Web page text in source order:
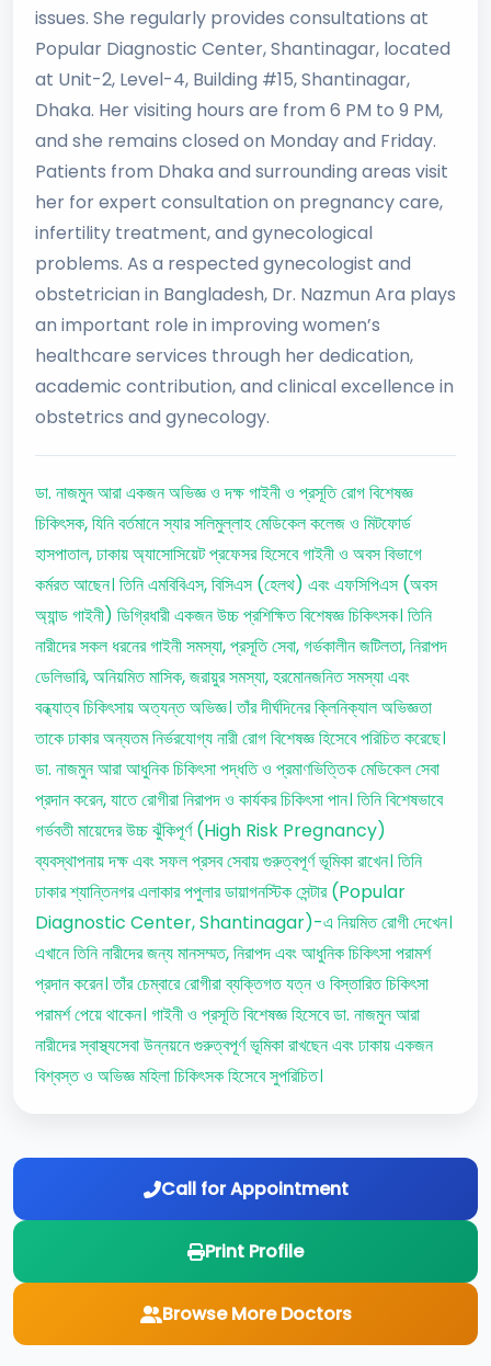
issues. She regularly provides consultations at
Popular Diagnostic Center, Shantinagar, located
at Unit-2, Level-4, Building #15, Shantinagar,
Dhaka. Her visiting hours are from 6 PM to 9 PM,
and she remains closed on Monday and Friday.
Patients from Dhaka and surrounding areas visit
her for expert consultation on pregnancy care,
infertility treatment, and gynecological
problems. As a respected gynecologist and
obstetrician in Bangladesh, Dr. Nazmun Ara plays
an important role in improving women’s
healthcare services through her dedication,
academic contribution, and clinical excellence in
obstetrics and gynecology.
ডা. নাজমুন আরা একজন অভিজ্ঞ ও দক্ষ গাইনী ও প্রসূতি রোগ বিশেষজ্ঞ
চিকিৎসক, যিনি বর্তমানে স্যার সলিমুল্লাহ মেডিকেল কলেজ ও মিটফোর্ড
হাসপাতাল, ঢাকায় অ্যাসোসিয়েট প্রফেসর হিসেবে গাইনী ও অবস বিভাগে
কর্মরত আছেন। তিনি এমবিবিএস, বিসিএস (হেলথ) এবং এফসিপিএস (অবস
অ্যান্ড গাইনী) ডিগ্রিধারী একজন উচ্চ প্রশিক্ষিত বিশেষজ্ঞ চিকিৎসক। তিনি
নারীদের সকল ধরনের গাইনী সমস্যা, প্রসূতি সেবা, গর্ভকালীন জটিলতা, নিরাপদ
ডেলিভারি, অনিয়মিত মাসিক, জরায়ুর সমস্যা, হরমোনজনিত সমস্যা এবং
বন্ধ্যাত্ব চিকিৎসায় অত্যন্ত অভিজ্ঞ। তাঁর দীর্ঘদিনের ক্লিনিক্যাল অভিজ্ঞতা
তাকে ঢাকার অন্যতম নির্ভরযোগ্য নারী রোগ বিশেষজ্ঞ হিসেবে পরিচিত করেছে।
ডা. নাজমুন আরা আধুনিক চিকিৎসা পদ্ধতি ও প্রমাণভিত্তিক মেডিকেল সেবা
প্রদান করেন, যাতে রোগীরা নিরাপদ ও কার্যকর চিকিৎসা পান। তিনি বিশেষভাবে
গর্ভবতী মায়েদের উচ্চ ঝুঁকিপূর্ণ (High Risk Pregnancy)
ব্যবস্থাপনায় দক্ষ এবং সফল প্রসব সেবায় গুরুত্বপূর্ণ ভূমিকা রাখেন। তিনি
ঢাকার শ্যান্তিনগর এলাকার পপুলার ডায়াগনস্টিক সেন্টার (Popular
Diagnostic Center, Shantinagar)-এ নিয়মিত রোগী দেখেন।
এখানে তিনি নারীদের জন্য মানসম্মত, নিরাপদ এবং আধুনিক চিকিৎসা পরামর্শ
প্রদান করেন। তাঁর চেম্বারে রোগীরা ব্যক্তিগত যত্ন ও বিস্তারিত চিকিৎসা
পরামর্শ পেয়ে থাকেন। গাইনী ও প্রসূতি বিশেষজ্ঞ হিসেবে ডা. নাজমুন আরা
নারীদের স্বাস্থ্যসেবা উন্নয়নে গুরুত্বপূর্ণ ভূমিকা রাখছেন এবং ঢাকায় একজন
বিশ্বস্ত ও অভিজ্ঞ মহিলা চিকিৎসক হিসেবে সুপরিচিত।
Call for Appointment
Print Profile
Browse More Doctors